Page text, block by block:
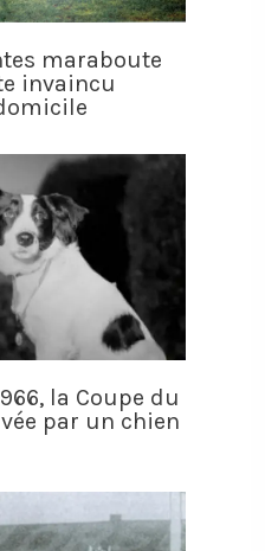
maraboute
invaincu
la Coupe du
par un chien